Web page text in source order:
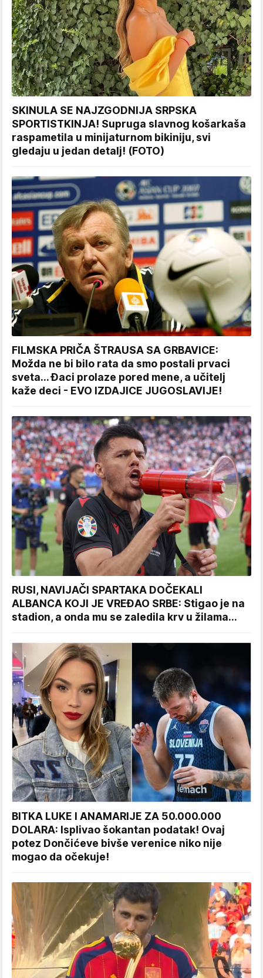
SKINULA SE NAJZGODNIJA SRPSKA
SPORTISTKINJA! Supruga slavnog košarkaša
raspametila u minijaturnom bikiniju, svi
gledaju u jedan detalj! (FOTO)
FILMSKA PRIČA ŠTRAUSA SA GRBAVICE:
Možda ne bi bilo rata da smo postali prvaci
sveta... Đaci prolaze pored mene, a učitelj
kaže deci - EVO IZDAJICE JUGOSLAVIJE!
RUSI, NAVIJAČI SPARTAKA DOČEKALI
ALBANCA KOJI JE VREĐAO SRBE: Stigao je na
stadion, a onda mu se zaledila krv u žilama...
BITKA LUKE I ANAMARIJE ZA 50.000.000
DOLARA: Isplivao šokantan podatak! Ovaj
potez Dončićeve bivše verenice niko nije
mogao da očekuje!